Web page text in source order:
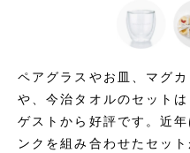
ペアグラスやお皿、マグ
や、今治タオルのセット
ゲストから好評です。近
ンクを組み合わせたセッ